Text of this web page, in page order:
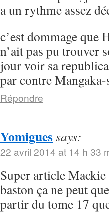
a un rythme assez
c’est dommage que
n’ait pas pu trouver
jour voir sa
par contre
Répondre
Yomiguessays:
22 avril 2014 at 14 h 33
Super article Mackie
baston ça ne peut
partir du tome 17